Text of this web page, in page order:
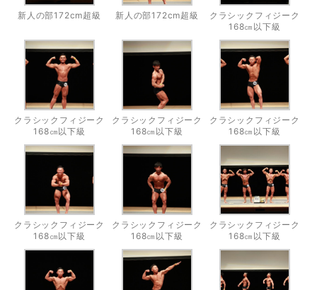
新人の部172cm超級 新人の部172cm超級
クラシックフィジーク
168㎝以下級
クラシックフィジーク
168㎝以下級
クラシックフィジーク
168㎝以下級
クラシックフィジーク
168㎝以下級
クラシックフィジーク
168㎝以下級
クラシックフィジーク
168㎝以下級
クラシックフィジーク
168㎝以下級